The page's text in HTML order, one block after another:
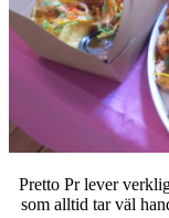
Pretto Pr lever
som alltid tar väl